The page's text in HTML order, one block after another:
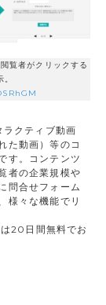
覧者がクリックする
クティブ動画
た動画）等のコ
す。コンテンツ
者の企業規模や
問合せフォーム
様々な機能でリ
20日間無料でお